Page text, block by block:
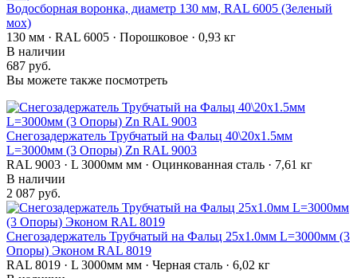
Водосборная воронка, диаметр 130 мм, RAL 6005 (Зеленый
мох)
130 мм · RAL 6005 · Порошковое · 0,93 кг
В наличии
687 руб.
Вы можете также посмотреть
Снегозадержатель Трубчатый на Фальц 40\20х1.5мм
L=3000мм (3 Опоры) Zn RAL 9003
RAL 9003 · L 3000мм мм · Оцинкованная сталь · 7,61 кг
В наличии
2 087 руб.
Снегозадержатель Трубчатый на Фальц 25х1.0мм L=3000мм (3
Опоры) Эконом RAL 8019
RAL 8019 · L 3000мм мм · Черная сталь · 6,02 кг